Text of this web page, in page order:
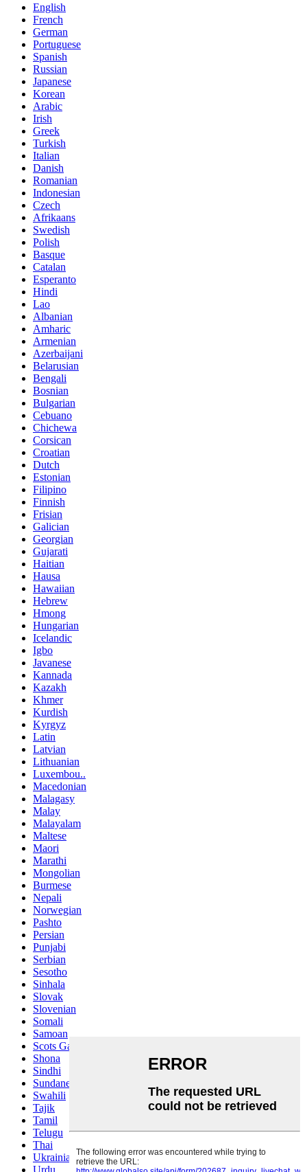
English
French
German
Portuguese
Spanish
Russian
Japanese
Korean
Arabic
Irish
Greek
Turkish
Italian
Danish
Romanian
Indonesian
Czech
Afrikaans
Swedish
Polish
Basque
Catalan
Esperanto
Hindi
Lao
Albanian
Amharic
Armenian
Azerbaijani
Belarusian
Bengali
Bosnian
Bulgarian
Cebuano
Chichewa
Corsican
Croatian
Dutch
Estonian
Filipino
Finnish
Frisian
Galician
Georgian
Gujarati
Haitian
Hausa
Hawaiian
Hebrew
Hmong
Hungarian
Icelandic
Igbo
Javanese
Kannada
Kazakh
Khmer
Kurdish
Kyrgyz
Latin
Latvian
Lithuanian
Luxembou..
Macedonian
Malagasy
Malay
Malayalam
Maltese
Maori
Marathi
Mongolian
Burmese
Nepali
Norwegian
Pashto
Persian
Punjabi
Serbian
Sesotho
Sinhala
Slovak
Slovenian
Somali
Samoan
Scots Gaelic
Shona
Sindhi
Sundanese
Swahili
Tajik
Tamil
Telugu
Thai
Ukrainian
Urdu